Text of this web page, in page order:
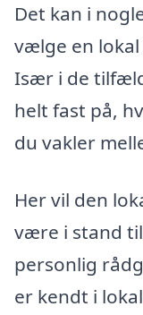
Det kan i
vælge en
Især i de
helt fast på,
du vakler
Her vil den
være i stand
personlig
er kendt i